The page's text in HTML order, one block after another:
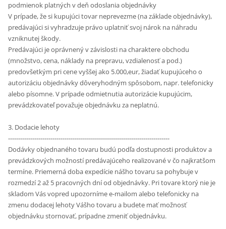
podmienok platných v deň odoslania objednávky
V prípade, že si kupujúci tovar neprevezme (na základe objednávky),
predávajúci si vyhradzuje právo uplatniť svoj nárok na náhradu
vzniknutej škody.
Predávajúci je oprávnený v závislosti na charaktere obchodu
(množstvo, cena, náklady na prepravu, vzdialenosť a pod.)
predovšetkým pri cene vyššej ako 5.000,eur, žiadať kupujúceho o
autorizáciu objednávky dôveryhodným spôsobom, napr. telefonicky
alebo písomne. V prípade odmietnutia autorizácie kupujúcim,
prevádzkovateľ považuje objednávku za neplatnú.
3. Dodacie lehoty
--------------------------------------------------------------------------------
Dodávky objednaného tovaru budú podľa dostupnosti produktov a
prevádzkových možností predávajúceho realizované v čo najkratšom
termíne. Priemerná doba expedície nášho tovaru sa pohybuje v
rozmedzí 2 až 5 pracovných dní od objednávky. Pri tovare ktorý nie je
skladom Vás vopred upozorníme e-mailom alebo telefonicky na
zmenu dodacej lehoty Vášho tovaru a budete mať možnosť
objednávku stornovať, prípadne zmeniť objednávku.